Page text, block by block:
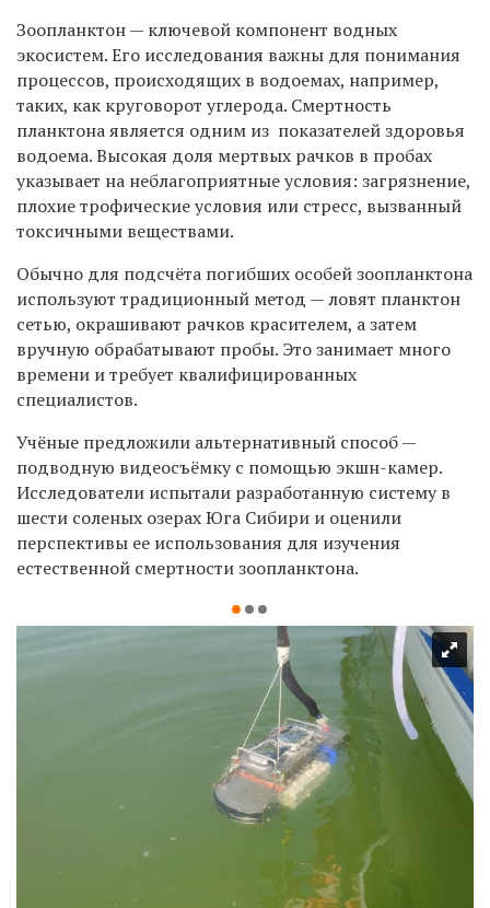
Зоопланктон — ключевой компонент водных
экосистем. Его исследования важны для понимания
процессов, происходящих в водоемах, например,
таких, как круговорот углерода. Смертность
планктона является одним из показателей здоровья
водоема. Высокая доля мертвых рачков в пробах
указывает на неблагоприятные условия: загрязнение,
плохие трофические условия или стресс, вызванный
токсичными веществами.
Обычно для подсчёта погибших особей зоопланктона
используют традиционный метод — ловят планктон
сетью, окрашивают рачков красителем, а затем
вручную обрабатывают пробы. Это занимает много
времени и требует квалифицированных
специалистов.
Учёные предложили альтернативный способ —
подводную видеосъёмку с помощью экшн-камер.
Исследователи испытали разработанную систему в
шести соленых озерах Юга Сибири и оценили
перспективы ее использования для изучения
естественной смертности зоопланктона.